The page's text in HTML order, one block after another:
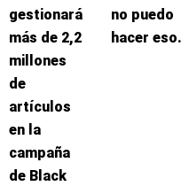
gestionará
más de 2,2
millones
de
artículos
en la
campaña
de Black
no puedo
hacer eso.